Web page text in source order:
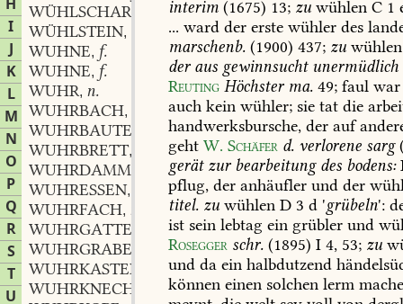
H
I
J
K
L
M
N
O
P
Q
R
S
T
U
WÜHLSCHAR
WÜHLSTEIN,
WUHNE, f.
WUHNE, f.
WUHR, n.
WUHRBACH,
WUHRBAUTEN
WUHRBRETT,
WUHRDAMM
WUHRESSEN,
WUHRFACH, n.
WUHRGATTER
WUHRGRABEN
WUHRKASTEN
WUHRKNECHT
m.
interim (1675) 13; zu wühlen C 1
... ward der erste wühler des
marschenb. (1900) 437; zu wühlen
deraus gewinnsuchtunermüdlich
Reuting Höchsterma. 49; faul war
auch kein wühler; sie tat die
handwerksbursche, der auf
geht W. Schäfer d. verlorene sarg
gerätzurbearbeitungdes bodens:
pflug, der anhäufler und der
titel. zu wühlen D 3 d 'grübeln':
ist sein lebtag ein grübler und
Rosegger schr. (1895) I 4, 53; zu
und da ein halbdutzend
können einen solchen lerm